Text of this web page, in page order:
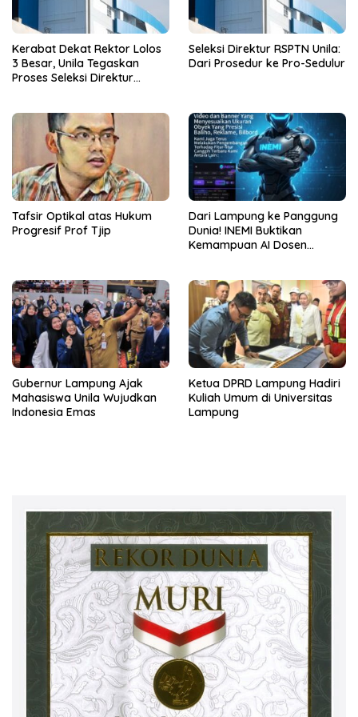
Kerabat Dekat Rektor Lolos
3 Besar, Unila Tegaskan
Proses Seleksi Direktur
Seleksi Direktur RSPTN Unila:
Dari Prosedur ke Pro-Sedulur
Tafsir Optikal atas Hukum
Progresif Prof Tjip
Dari Lampung ke Panggung
Dunia! INEMI Buktikan
Kemampuan AI Dosen
Gubernur Lampung Ajak
Mahasiswa Unila Wujudkan
Indonesia Emas
Ketua DPRD Lampung Hadiri
Kuliah Umum di Universitas
Lampung